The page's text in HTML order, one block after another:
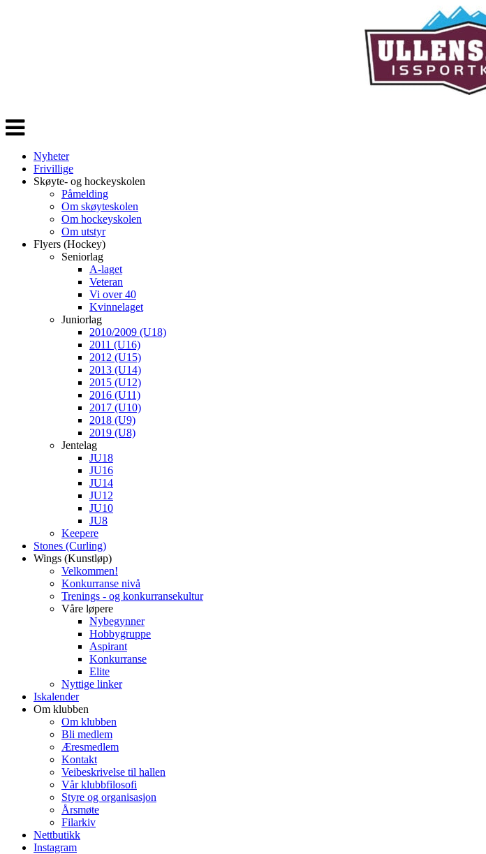
Veksle
navigasjon
Nyheter
Frivillige
Skøyte- og hockeyskolen
Påmelding
Om skøyteskolen
Om hockeyskolen
Om utstyr
Flyers (Hockey)
Seniorlag
A-laget
Veteran
Vi over 40
Kvinnelaget
Juniorlag
2010/2009 (U18)
2011 (U16)
2012 (U15)
2013 (U14)
2015 (U12)
2016 (U11)
2017 (U10)
2018 (U9)
2019 (U8)
Jentelag
JU18
JU16
JU14
JU12
JU10
JU8
Keepere
Stones (Curling)
Wings (Kunstløp)
Velkommen!
Konkurranse nivå
Trenings - og konkurransekultur
Våre løpere
Nybegynner
Hobbygruppe
Aspirant
Konkurranse
Elite
Nyttige linker
Iskalender
Om klubben
Om klubben
Bli medlem
Æresmedlem
Kontakt
Veibeskrivelse til hallen
Vår klubbfilosofi
Styre og organisasjon
Årsmøte
Filarkiv
Nettbutikk
Instagram